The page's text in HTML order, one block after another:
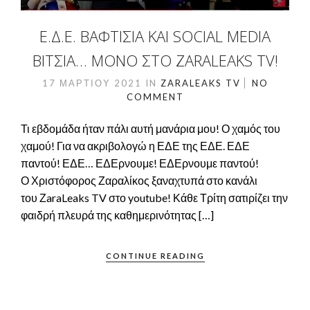
Ε.Δ.Ε. ΒΑΦΤΊΣΙΑ ΚΑΙ SOCIAL MEDIA
ΒΊΤΣΙΑ… ΜΌΝΟ ΣΤΟ ZARALEAKS TV!
17 ΜΑΡΤΊΟΥ 2021 IN ZARALEAKS TV
NO
COMMENT
Τι εβδομάδα ήταν πάλι αυτή μανάρια μου! Ο χαμός του
χαμού! Για να ακριβολογώ η ΕΔΕ της ΕΔΕ. ΕΔΕ
παντού! ΕΔΕ… ΕΔΕρνουμε! ΕΔΕρνουμε παντού!
Ο Χριστόφορος Ζαραλίκος ξαναχτυπά στο κανάλι
του ΖaraLeaks TV στο youtube! Κάθε Τρίτη σατιρίζει την
φαιδρή πλευρά της καθημερινότητας […]
CONTINUE READING